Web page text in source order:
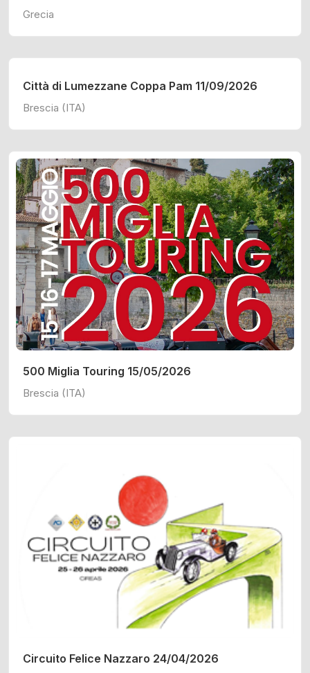
Grecia
Città di Lumezzane Coppa Pam 11/09/2026
Brescia (ITA)
500 Miglia Touring 15/05/2026
Brescia (ITA)
Circuito Felice Nazzaro 24/04/2026